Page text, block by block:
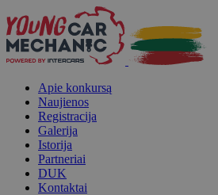
Apie konkursą
Naujienos
Registracija
Galerija
Istorija
Partneriai
DUK
Kontaktai